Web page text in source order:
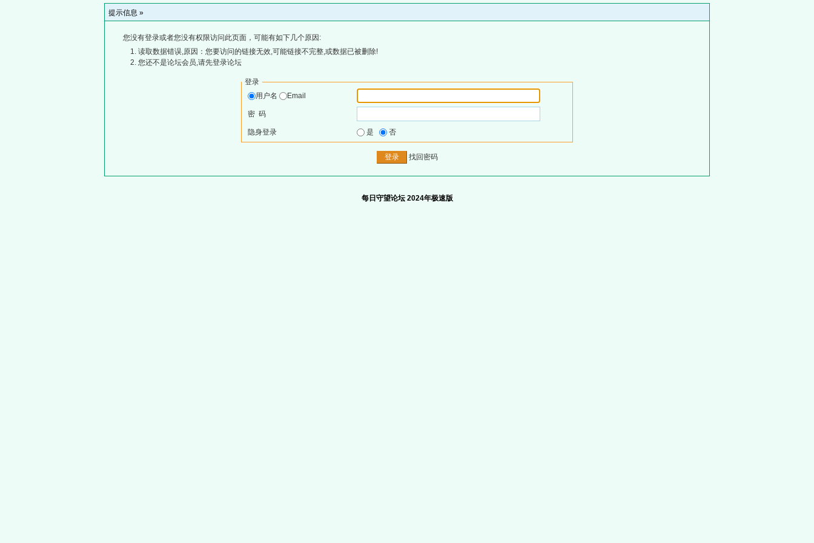
提示信息 »
您没有登录或者您没有权限访问此页面，可能有如下几个原因:
读取数据错误,原因：您要访问的链接无效,可能链接不完整,或数据已被删除!
您还不是论坛会员,请先登录论坛
登录
用户名
Email
密 码
隐身登录 是 否
找回密码
每日守望论坛 2024年极速版